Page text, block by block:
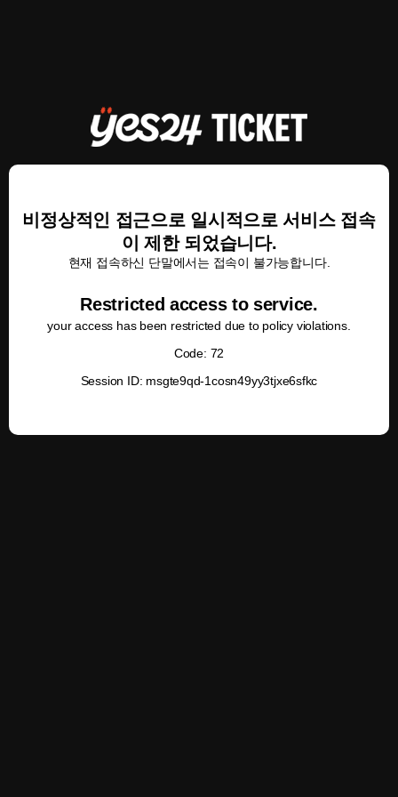
비정상적인 접근으로 일시적으로 서비스 접속
이 제한 되었습니다.
현재 접속하신 단말에서는 접속이 불가능합니다.
Restricted access to service.
your access has been restricted due to policy violations.
Code: 72
Session ID: msgte9qd-1cosn49yy3tjxe6sfkc